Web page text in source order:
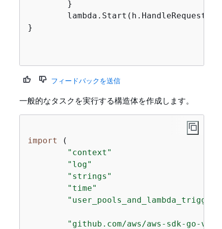
}
フィードバックを送信
一般的なタスクを実行する構造体を作成します。
import (
"context"
"log"
"strings"
"time"
"github.com/aws/aws-sdk-go-v2/